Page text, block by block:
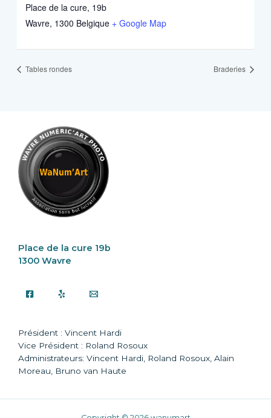
Place de la cure, 19b
Wavre, 1300 Belgique + Google Map
Tables rondes Braderies
Place de la cure 19b
1300 Wavre
Président : Vincent Hardi
Vice Président : Roland Rosoux
Administrateurs: Vincent Hardi, Roland Rosoux, Alain
Moreau, Bruno van Haute